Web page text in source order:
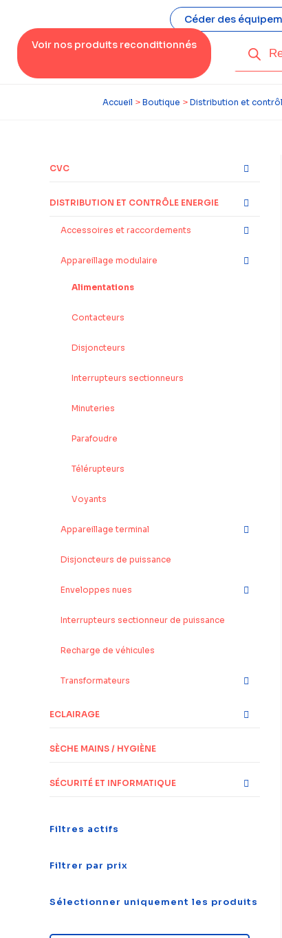
Céder des
Voir nos produits reconditionnés
Accueil > Boutique > Distribution et
CVC
DISTRIBUTION ET CONTRÔLE ENERGIE
Accessoires et raccordements
Appareillage modulaire
Alimentations
Contacteurs
Disjoncteurs
Interrupteurs sectionneurs
Minuteries
Parafoudre
Télérupteurs
Voyants
Appareillage terminal
Disjoncteurs de puissance
Enveloppes nues
Interrupteurs sectionneur de puissance
Recharge de véhicules
Transformateurs
ECLAIRAGE
SÈCHE MAINS / HYGIÈNE
SÉCURITÉ ET INFORMATIQUE
Filtres actifs
Filtrer par prix
Sélectionner uniquement les produits